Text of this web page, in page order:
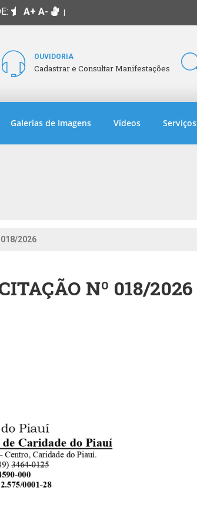
A+ A- |
OUVIDORIA
Cadastrar e Consultar Manifestações
Galerias de Imagens Vídeos Serviços
018/2026
Nº 018/2026